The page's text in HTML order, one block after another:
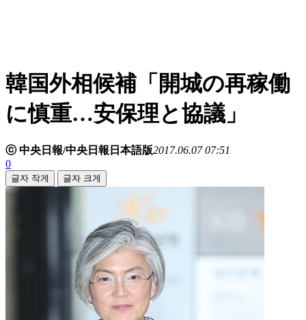
韓国外相候補「開城の再稼働
に慎重…安保理と協議」
ⓒ 中央日報/中央日報日本語版2017.06.07 07:51
0
글자 작게 글자 크게